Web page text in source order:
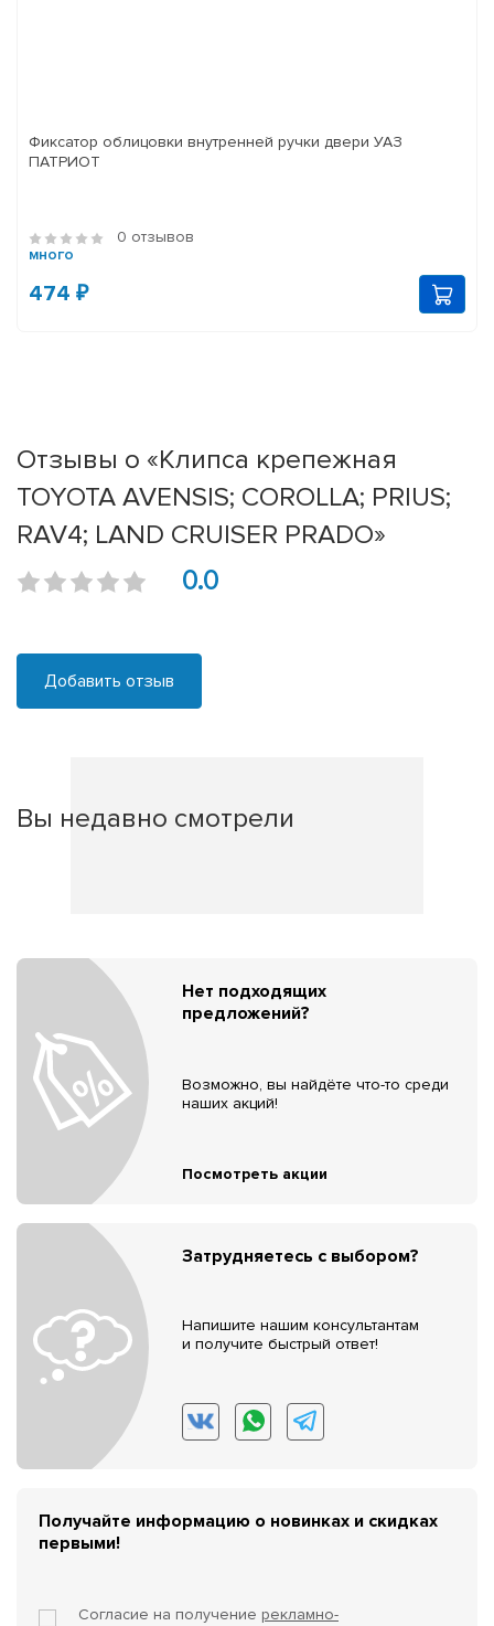
Фиксатор облицовки внутренней ручки двери УАЗ
ПАТРИОТ
0 отзывов
много
474 ₽
Отзывы о «Клипса крепежная
TOYOTA AVENSIS; COROLLA; PRIUS;
RAV4; LAND CRUISER PRADO»
0.0
Добавить отзыв
Вы недавно смотрели
Нет подходящих
предложений?
Возможно, вы найдёте что-то среди
наших акций!
Посмотреть акции
Затрудняетесь с выбором?
Напишите нашим консультантам
и получите быстрый ответ!
Получайте информацию о новинках и скидках
первыми!
Согласие на получение рекламно-